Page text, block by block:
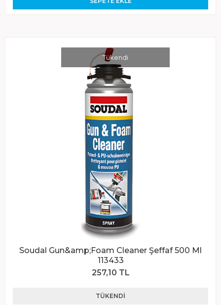
Tükendi
Soudal Gun&amp;Foam Cleaner Şeffaf 500 Ml
113433
257,10 TL
TÜKENDI